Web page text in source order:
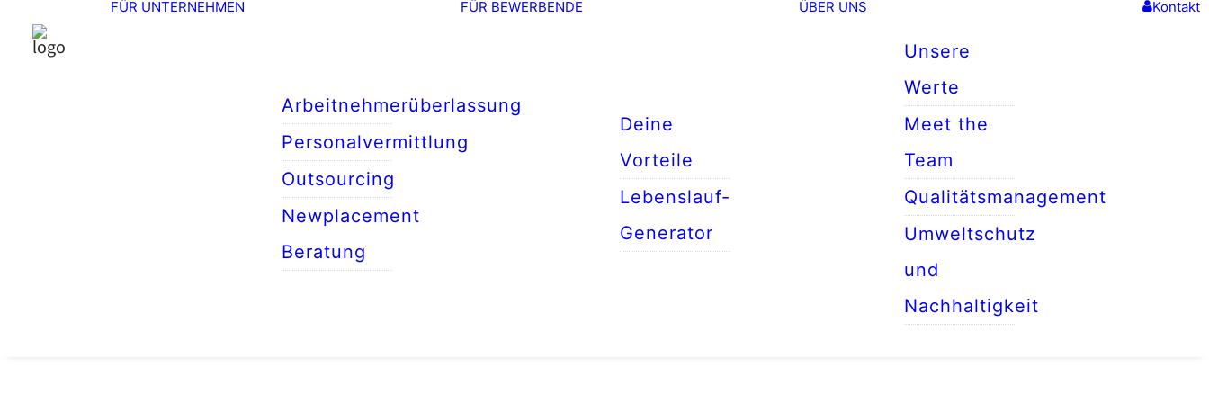
FÜR UNTERNEHMEN
Arbeitnehmerüberlassung
Personalvermittlung
Outsourcing
Newplacement
Beratung
FÜR BEWERBENDE
Deine
Vorteile
Lebenslauf-
Generator
ÜBER UNS
Unsere
Werte
Meet the
Team
Qualitätsmanagement
Umweltschutz
und
Nachhaltigkeit
Kontakt